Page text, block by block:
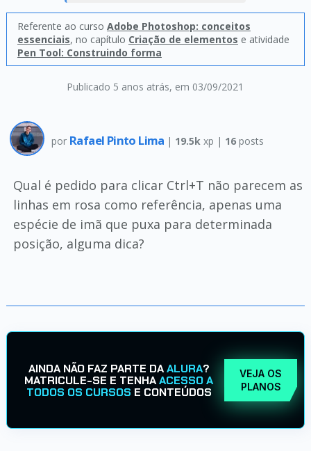
Publicado 5 anos atrás, em 03/09/2021
Referente ao curso Adobe Photoshop: conceitos
essenciais, no capítulo Criação de elementos e atividade
Pen Tool: Construindo forma
por Rafael Pinto Lima | 19.5k xp | 16 posts
Qual é pedido para clicar Ctrl+T não parecem as
linhas em rosa como referência, apenas uma
espécie de imã que puxa para determinada
posição, alguma dica?
AINDA NÃO FAZ PARTE DAALURA?
MATRICULE-SE E TENHAACESSO A
TODOS OS CURSOS E CONTEÚDOS
VEJA OS
PLANOS